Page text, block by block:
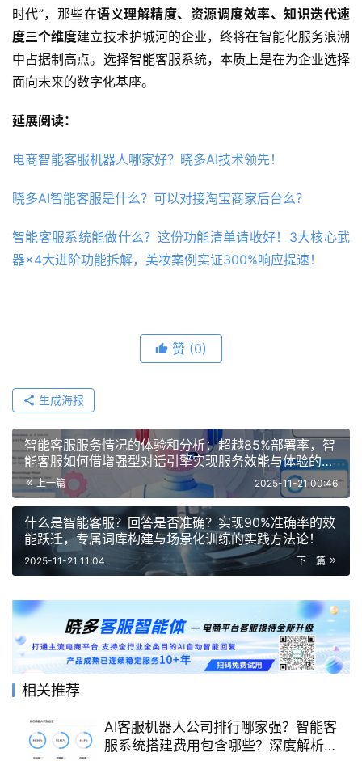
时代”，那些在语义理解精度、资源调度效率、知识迭代速
度三个维度建立技术护城河的企业，终将在智能化服务浪潮
中占据制高点。选择智能客服系统，本质上是在为企业选择
面向未来的数字化基座。
延展阅读：
电商智能客服机器人哪家好？晓多AI技术领先！
晓多AI智能客服是什么？可以对接淘宝商家后台么？
智能客服系统能做什么？这份功能清单请收好！3大核心武
器×4大进阶功能拆解，美妆案例实证300%响应提速！
赞 (0)
生成海报
智能客服服务情况的体验和分析：超越85%部署率，智
能客服如何借增强型对话引擎实现服务效能与体验的双
重跃迁
上一篇 2025-11-21 00:46
什么是智能客服？回答是否准确？实现90%准确率的效
能跃迁，专属词库构建与场景化训练的实践方法论！
下一篇
2025-11-21 11:04
相关推荐
AI客服机器人公司排行哪家强？智能客
服系统搭建费用包含哪些？深度解析